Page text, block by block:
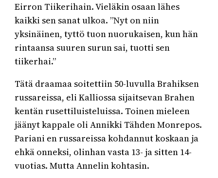
Eirron Tiikerihain. Vieläkin osaan lähes
kaikki sen sanat ulkoa. ”Nyt on niin
yksinäinen, tyttö tuon nuorukaisen, kun hän
rintaansa suuren surun sai, tuotti sen
tiikerhai.”
Tätä draamaa soitettiin 50-luvulla Brahiksen
russareissa, eli Kalliossa sijaitsevan Brahen
kentän rusettiluisteluissa. Toinen mieleen
jäänyt kappale oli Annikki Tähden Monrepos.
Pariani en russareissa kohdannut koskaan ja
ehkä onneksi, olinhan vasta 13- ja sitten 14-
vuotias. Mutta Annelin kohtasin.